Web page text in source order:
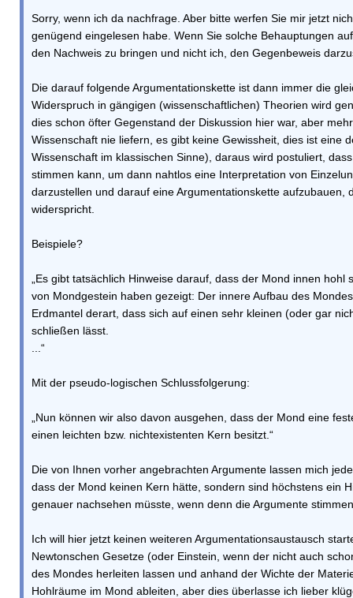
Sorry, wenn ich da nachfrage. Aber bitte werfen Sie mir jetzt
genügend eingelesen habe. Wenn Sie solche Behauptungen
den Nachweis zu bringen und nicht ich, den Gegenbeweis
Die darauf folgende Argumentationskette ist dann immer die
Widerspruch in gängigen (wissenschaftlichen) Theorien wird
dies schon öfter Gegenstand der Diskussion hier war, aber
Wissenschaft nie liefern, es gibt keine Gewissheit, dies ist eine
Wissenschaft im klassischen Sinne), daraus wird postuliert,
stimmen kann, um dann nahtlos eine Interpretation von
darzustellen und darauf eine Argumentationskette aufzubauen,
widerspricht.
Beispiele?
„Es gibt tatsächlich Hinweise darauf, dass der Mond innen
von Mondgestein haben gezeigt: Der innere Aufbau des
Erdmantel derart, dass sich auf einen sehr kleinen (oder gar
schließen lässt.
...“
Mit der pseudo-logischen Schlussfolgerung:
„Nun können wir also davon ausgehen, dass der Mond eine
einen leichten bzw. nichtexistenten Kern besitzt.“
Die von Ihnen vorher angebrachten Argumente lassen mich
dass der Mond keinen Kern hätte, sondern sind höchstens ein
genauer nachsehen müsste, wenn denn die Argumente
Ich will hier jetzt keinen weiteren Argumentationsaustausch
Newtonschen Gesetze (oder Einstein, wenn der nicht auch
des Mondes herleiten lassen und anhand der Wichte der
Hohlräume im Mond ableiten, aber dies überlasse ich lieber